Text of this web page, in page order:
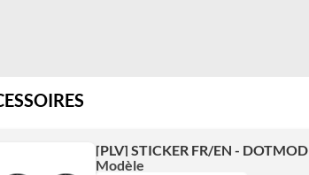
[PLV] STICKER FR/EN - DOTMOD
Modèle